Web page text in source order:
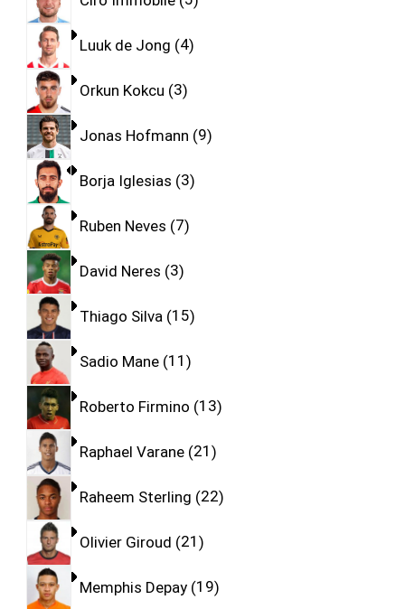
Luuk de Jong 4
Orkun Kokcu 3
Jonas Hofmann 9
Borja Iglesias 3
Ruben Neves 7
David Neres 3
Thiago Silva 15
Sadio Mane 11
Roberto Firmino 13
Raphael Varane 21
Raheem Sterling 22
Olivier Giroud 21
Memphis Depay 19